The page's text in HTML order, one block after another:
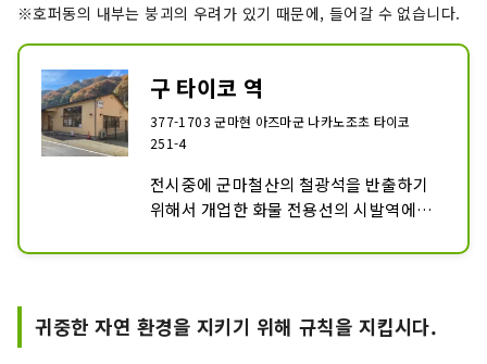
※호퍼동의 내부는 붕괴의 우려가 있기 때문에, 들어갈 수 없습니다.
구 타이코 역
377-1703 군마현 아즈마군 나카노조초 타이코
251-4
전시중에 군마철산의 철광석을 반출하기
위해서 개업한 화물 전용선의 시발역에서,
46년에 폐선이 되었습니다.
귀중한 자연 환경을 지키기 위해 규칙을 지킵시다.